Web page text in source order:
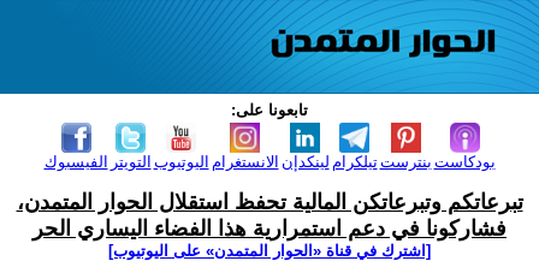
تابعونا على:
الفيسبوك التويتر اليوتيوب الانستغرام لينكدإن تيلكرامبنترست بودكاست
تبرعاتكم وتبرعاتكن المالية تحفظ استقلال الحوار المتمدن،
فشاركونا في دعم استمرارية هذا الفضاء اليساري الحر
[اشترك في قناة ‫«الحوار المتمدن» على اليوتيوب]